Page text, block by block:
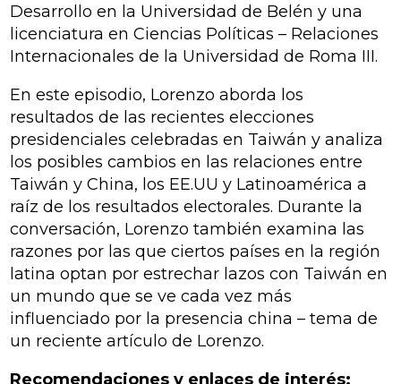
Desarrollo en la Universidad de Belén y una
licenciatura en Ciencias Políticas – Relaciones
Internacionales de la Universidad de Roma III.
En este episodio, Lorenzo aborda los
resultados de las recientes elecciones
presidenciales celebradas en Taiwán y analiza
los posibles cambios en las relaciones entre
Taiwán y China, los EE.UU y Latinoamérica a
raíz de los resultados electorales. Durante la
conversación, Lorenzo también examina las
razones por las que ciertos países en la región
latina optan por estrechar lazos con Taiwán en
un mundo que se ve cada vez más
influenciado por la presencia china – tema de
un reciente artículo de Lorenzo.
Recomendaciones y enlaces de interés: